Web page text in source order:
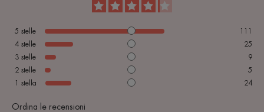
5 stelle
4 stelle
25
3 stelle
9
2 stelle
5
stella 24
Ordina le recensioni